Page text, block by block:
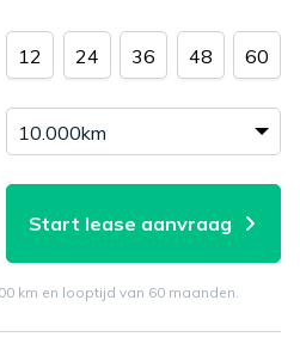
12 24 36 48 60
Start lease aanvraag
km en looptijd van 60 maanden.